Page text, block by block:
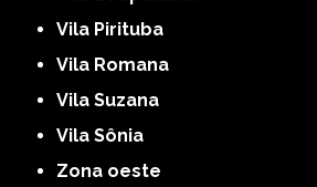
Vila Pirituba
Vila Romana
Vila Suzana
Vila Sônia
Zona oeste